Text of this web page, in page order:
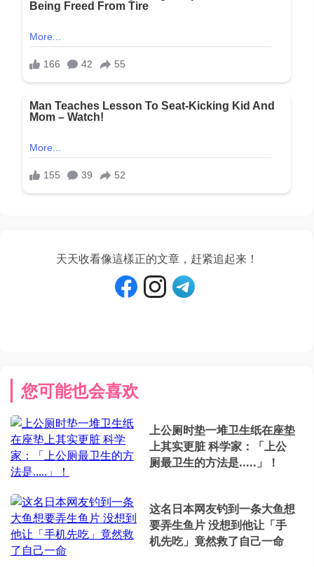
天天收看像這樣正的文章，赶紧追起来！
您可能也会喜欢
上公厕时垫一堆卫生纸在座垫
上其实更脏 科学家：「上公
厕最卫生的方法是.....」！
这名日本网友钓到一条大鱼想
要弄生鱼片 没想到他让「手
机先吃」竟然救了自己一命